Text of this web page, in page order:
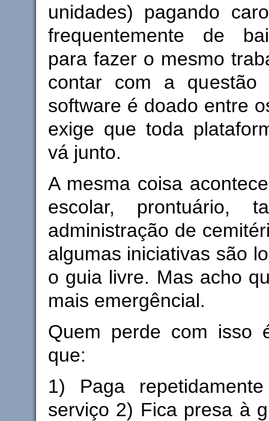
unidades) pagando
frequentemente de
para fazer o mesmo
contar com a
software é doado entre
exige que toda
vá junto.
A mesma coisa
escolar, prontuário,
administração de
algumas iniciativas são
o guia livre. Mas acho
mais emergêncial.
Quem perde com isso
que:
1) Paga
serviço 2) Fica presa à